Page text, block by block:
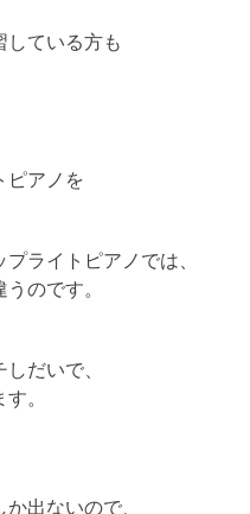
している方も
ピアノを
ライトピアノでは、
のです。
だいで、
。
出ないので、